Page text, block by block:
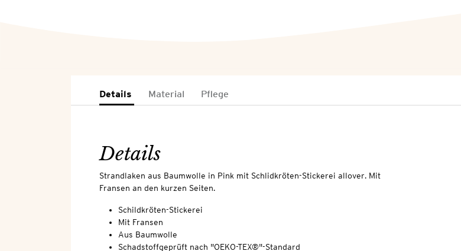
Details Material Pflege
Details
Strandlaken aus Baumwolle in Pink mit Schlidkröten-Stickerei allover. Mit
Fransen an den kurzen Seiten.
Schildkröten-Stickerei
Mit Fransen
Aus Baumwolle
Schadstoffgeprüft nach "OEKO-TEX®"-Standard